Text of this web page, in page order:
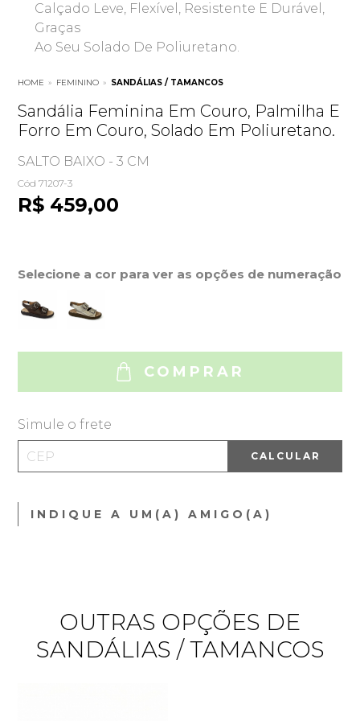
Calçado Leve, Flexível, Resistente E Durável,
Graças
Ao Seu Solado De Poliuretano.
HOME » FEMININO » SANDÁLIAS / TAMANCOS
Sandália Feminina Em Couro, Palmilha E
Forro Em Couro, Solado Em Poliuretano.
SALTO BAIXO - 3 CM
Cód 71207-3
R$ 459,00
Selecione a cor para ver as opções de numeração
COMPRAR
Simule o frete
CALCULAR
INDIQUE A UM(A) AMIGO(A)
OUTRAS OPÇÕES DE
SANDÁLIAS / TAMANCOS